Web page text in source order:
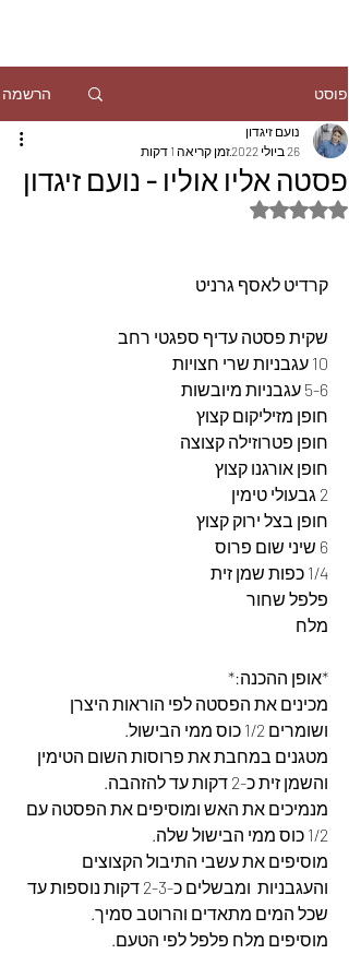
פוסט הרשמה
פסטה אליו אוליו - נועם זיגדון
נועם זיגדון
26 ביולי 2022
זמן קריאה 1 דקות
דירוג של NaN מתוך 5 כוכבים
קרדיט לאסף גרניט
שקית פסטה עדיף ספגטי רחב
10 עגבניות שרי חצויות
5-6 עגבניות מיובשות
חופן מזיליקום קצוץ
חופן פטרוזילה קצוצה
חופן אורגנו קצוץ
2 גבעולי טימין
חופן בצל ירוק קצוץ
6 שיני שום פרוס
1/4 כפות שמן זית
פלפל שחור
מלח
*אופן ההכנה:*
מכינים את הפסטה לפי הוראות היצרן
ושומרים 1/2 כוס ממי הבישול.
מטגנים במחבת את פרוסות השום הטימין
והשמן זית כ-2 דקות עד להזהבה.
מנמיכים את האש ומוסיפים את הפסטה עם
1/2 כוס ממי הבישול שלה.
מוסיפים את עשבי התיבול הקצוצים
והעגבניות  ומבשלים כ-2-3 דקות נוספות עד
שכל המים מתאדים והרוטב סמיך.
מוסיפים מלח פלפל לפי הטעם.